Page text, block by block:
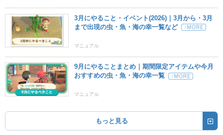
3月にやること・イベント(2026)｜3月から・3月
まで出現の虫・魚・海の幸一覧など
マニュアル
9月にやることまとめ｜期間限定アイテムや今月
おすすめの虫・魚・海の幸一覧
マニュアル
もっと見る